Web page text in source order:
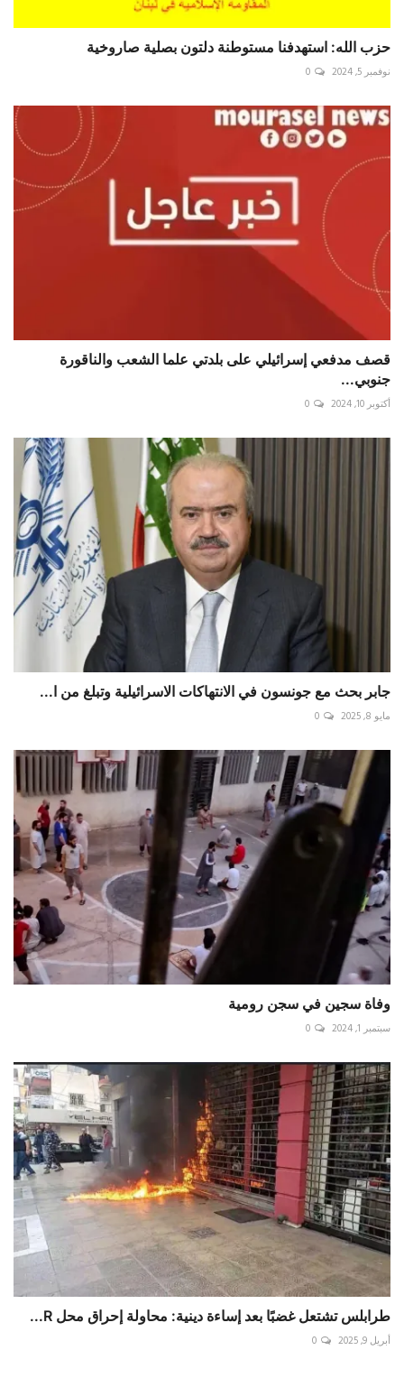
حزب الله: استهدفنا مستوطنة دلتون بصلية صاروخية
نوفمبر 5, 2024 0
قصف مدفعي إسرائيلي على بلدتي علما الشعب والناقورة
جنوبي...
أكتوبر 10, 2024 0
جابر بحث مع جونسون في الانتهاكات الاسرائيلية وتبلغ من ا...
مايو 8, 2025 0
وفاة سجين في سجن رومية
سبتمبر 1, 2024 0
أبريل 9, 2025 0